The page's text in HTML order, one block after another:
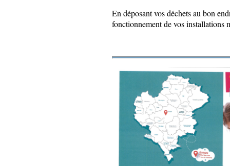
En déposant vos déchets au bon
fonctionnement de vos installations